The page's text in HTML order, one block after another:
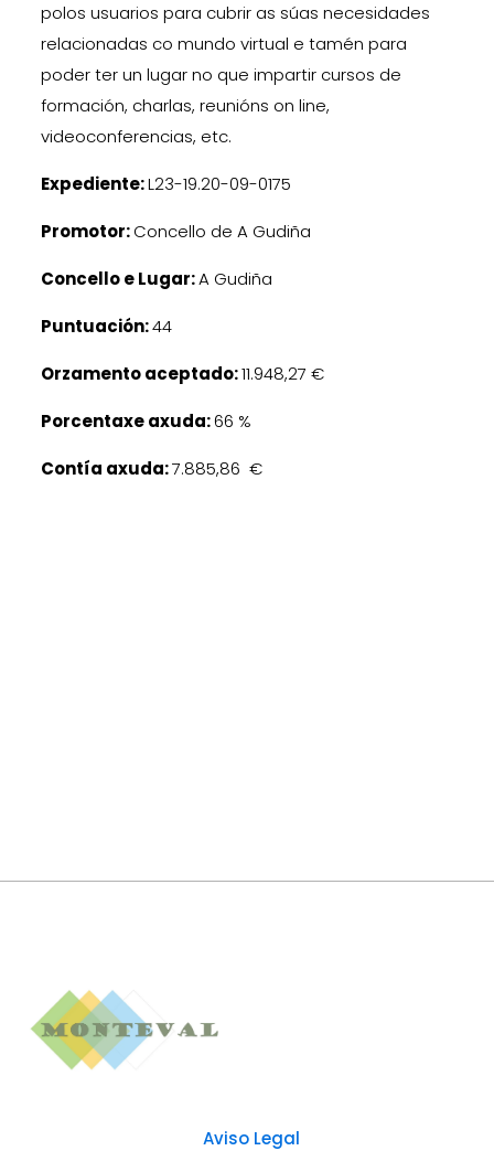
polos usuarios para cubrir as súas necesidades
relacionadas co mundo virtual e tamén para
poder ter un lugar no que impartir cursos de
formación, charlas, reunións on line,
videoconferencias, etc.
Expediente:L23-19.20-09-0175
Promotor:Concello de A Gudiña
Concello e Lugar:A Gudiña
Puntuación:44
Orzamento aceptado:11.948,27 €
Porcentaxe axuda:66 %
Contía axuda:7.885,86 €
Aviso Legal